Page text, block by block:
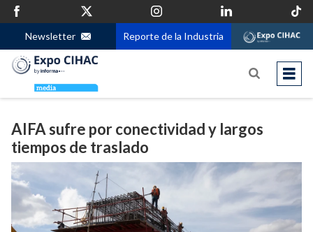
Newsletter Reporte de la Industria
AIFA sufre por conectividad y largos
tiempos de traslado